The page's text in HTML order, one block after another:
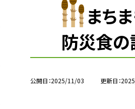
まち
防災食の
公開日 2025/11/03 更新日